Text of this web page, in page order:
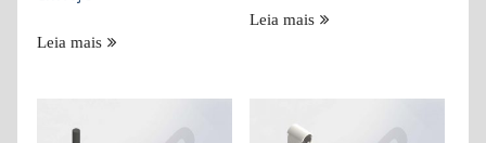
Leia mais
Leia mais